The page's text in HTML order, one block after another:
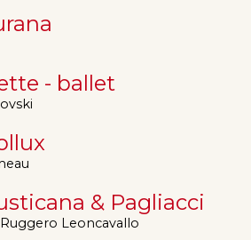
- ballet
& Pagliacci
Leoncavallo